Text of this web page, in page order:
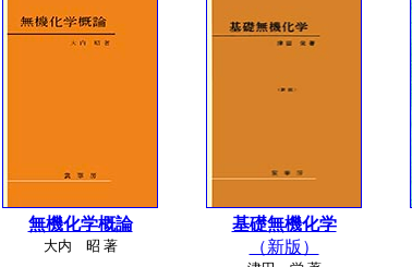
無機化学概論
大内 昭 著
基礎無機化学
（新版）